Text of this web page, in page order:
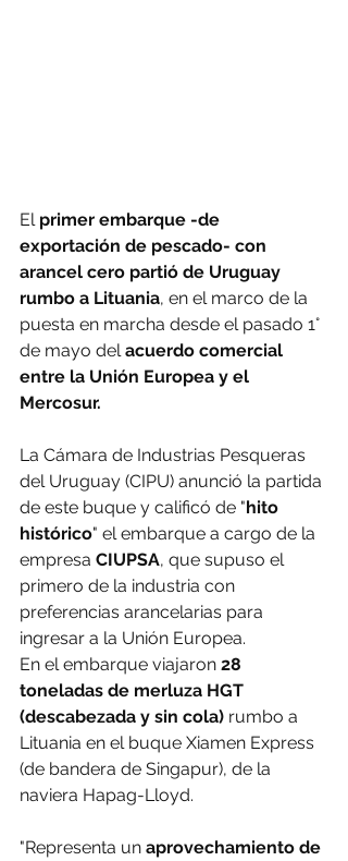
El primer embarque -de
exportación de pescado- con
arancel cero partió de Uruguay
rumbo a Lituania, en el marco de la
puesta en marcha desde el pasado 1°
de mayo del acuerdo comercial
entre la Unión Europea y el
Mercosur.
La Cámara de Industrias Pesqueras
del Uruguay (CIPU) anunció la partida
de este buque y calificó de "hito
histórico" el embarque a cargo de la
empresa CIUPSA, que supuso el
primero de la industria con
preferencias arancelarias para
ingresar a la Unión Europea.
En el embarque viajaron 28
toneladas de merluza HGT
(descabezada y sin cola) rumbo a
Lituania en el buque Xiamen Express
(de bandera de Singapur), de la
naviera Hapag-Lloyd.
"Representa un aprovechamiento de